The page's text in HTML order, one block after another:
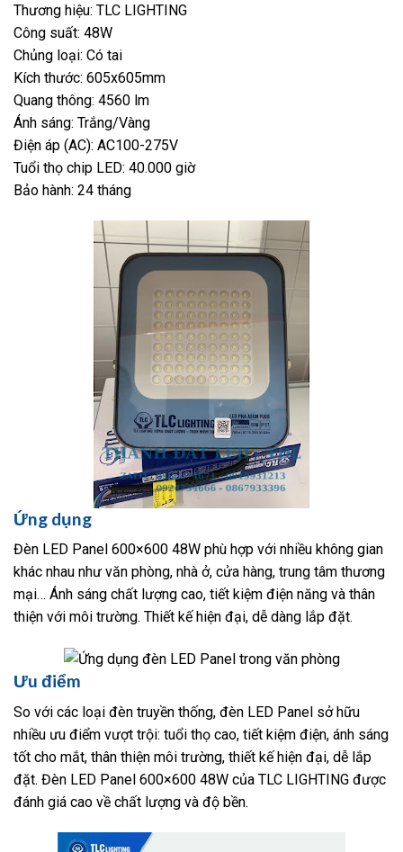
Thương hiệu: TLC LIGHTING
Công suất: 48W
Chủng loại: Có tai
Kích thước: 605x605mm
Quang thông: 4560 lm
Ánh sáng: Trắng/Vàng
Điện áp (AC): AC100-275V
Tuổi thọ chip LED: 40.000 giờ
Bảo hành: 24 tháng
Ứng dụng
Đèn LED Panel 600×600 48W phù hợp với nhiều không gian
khác nhau như văn phòng, nhà ở, cửa hàng, trung tâm thương
mại… Ánh sáng chất lượng cao, tiết kiệm điện năng và thân
thiện với môi trường. Thiết kế hiện đại, dễ dàng lắp đặt.
Ưu điểm
So với các loại đèn truyền thống, đèn LED Panel sở hữu
nhiều ưu điểm vượt trội: tuổi thọ cao, tiết kiệm điện, ánh sáng
tốt cho mắt, thân thiện môi trường, thiết kế hiện đại, dễ lắp
đặt. Đèn LED Panel 600×600 48W của TLC LIGHTING được
đánh giá cao về chất lượng và độ bền.